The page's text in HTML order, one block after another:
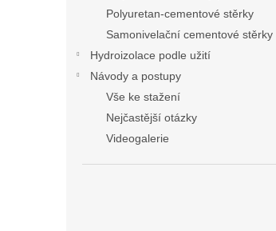
Polyuretan-cementové stěrky
Samonivelační cementové stěrky
Hydroizolace podle užití
Návody a postupy
Vše ke stažení
Nejčastější otázky
Videogalerie